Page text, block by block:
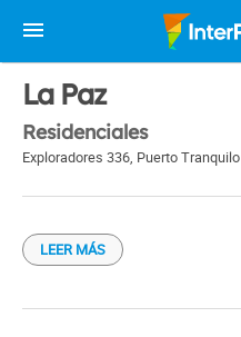
La Paz
Residenciales
Exploradores 336, Puerto Tranquilo
LEER MÁS